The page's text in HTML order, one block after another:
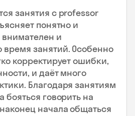
занятия с professor
понятно и
внимателен и
время занятий. Особенно
корректирует ошибки,
и даёт много
Благодаря занятиям
бояться говорить на
начала общаться